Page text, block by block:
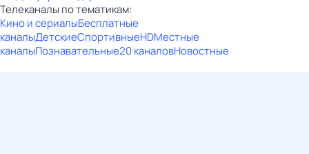
Телеканалы по тематикам:
Кино и сериалыБесплатные
каналыДетскиеСпортивныеHDМестные
каналыПознавательные20 каналовНовостные